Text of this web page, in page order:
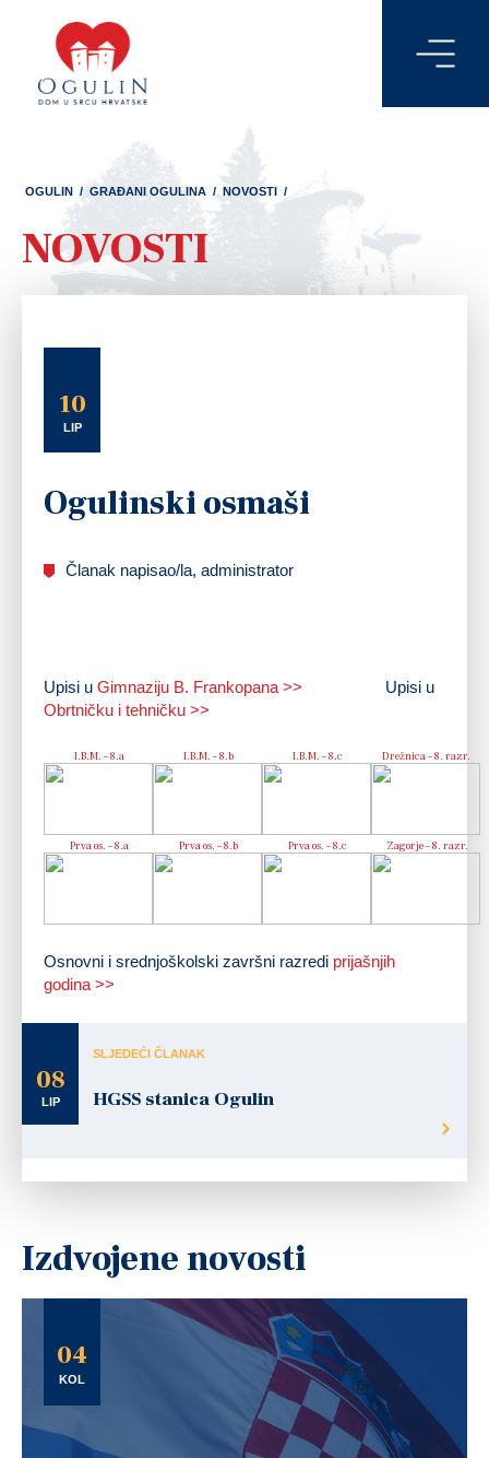
OGULIN / GRAĐANI OGULINA / NOVOSTI /
NOVOSTI
10
LIP
Ogulinski osmaši
Članak napisao/la, administrator
Upisi u Gimnaziju B. Frankopana >> Upisi u
Obrtničku i tehničku >>
I.B.M. – 8.a I.B.M. – 8.b I.B.M. – 8.c Drežnica – 8. razr.
Prva os. – 8.a Prva os. – 8.b Prva os. – 8.c Zagorje – 8. razr.
Osnovni i srednjoškolski završni razredi prijašnjih
godina >>
08
LIP
SLJEDEĆI ČLANAK
HGSS stanica Ogulin
Izdvojene novosti
04
KOL